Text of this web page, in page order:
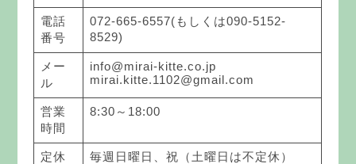
電話
番号
072-665-6557(もしくは090-5152-
8529)
メー
ル
info@mirai-kitte.co.jp
mirai.kitte.1102@gmail.com
営業
時間
8:30～18:00
定休
毎週日曜日、祝（土曜日は不定休）